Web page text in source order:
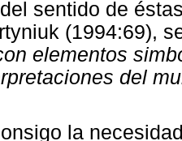
sentido de
(1994:69),
elementos
del
la